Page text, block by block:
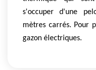
s'occuper d'une
mètres carrés. Pour
gazon électriques.